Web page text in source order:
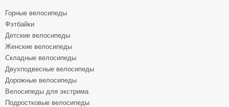
Горные велосипеды
Фэтбайки
Детские велосипеды
Женские велосипеды
Складные велосипеды
Двухподвесные велосипеды
Дорожные велосипеды
Велосипеды для экстрима
Подростковые велосипеды